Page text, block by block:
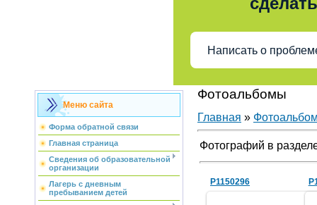
Написать о
Меню сайта
Форма обратной связи
Главная страница
Сведения об образовательной
организации
Лагерь с дневным
пребыванием детей
Фотоальбомы
Главная »
Фотографий в
P1150296